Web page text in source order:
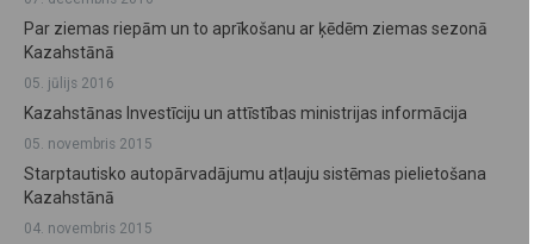
Par ziemas riepām un to aprīkošanu ar ķēdēm ziemas sezonā
Kazahstānā
05. jūlijs 2016
Kazahstānas Investīciju un attīstības ministrijas informācija
05. novembris 2015
Starptautisko autopārvadājumu atļauju sistēmas pielietošana
Kazahstānā
04. novembris 2015